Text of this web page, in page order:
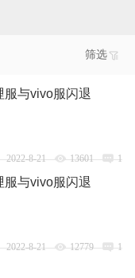
筛选
服与vivo服闪退
2022-8-21 13601 1
服与vivo服闪退
2022-8-21 12779 1